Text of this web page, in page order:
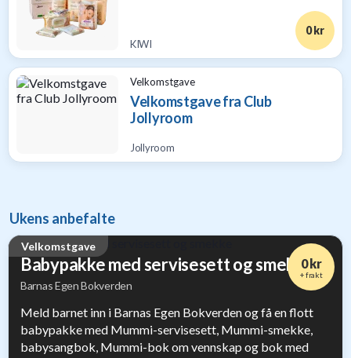
KIWI
0 kr
Velkomstgave
Velkomstgave fra Club
Jollyroom
Jollyroom
Ukens anbefalte
1 156 kr
Velkomstgave
Babypakke med servisesett og smekke
Barnas Egen Bokverden
0 kr
+ frakt
Meld barnet inn i Barnas Egen Bokverden og få en flott
babypakke med Mummi-servisesett, Mummi-smekke,
babysangbok, Mummi-bok om vennskap og bok med